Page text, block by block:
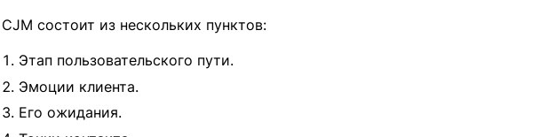
CJM состоит из нескольких пунктов:
Этап пользовательского пути.
Эмоции клиента.
Его ожидания.